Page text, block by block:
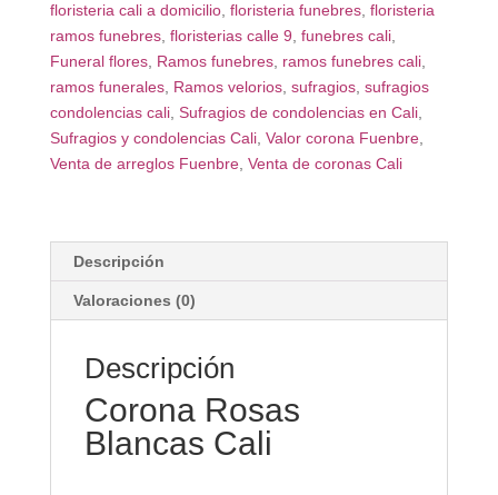
floristeria cali a domicilio, floristeria funebres, floristeria
ramos funebres, floristerias calle 9, funebres cali,
Funeral flores, Ramos funebres, ramos funebres cali,
ramos funerales, Ramos velorios, sufragios, sufragios
condolencias cali, Sufragios de condolencias en Cali,
Sufragios y condolencias Cali, Valor corona Fuenbre,
Venta de arreglos Fuenbre, Venta de coronas Cali
Descripción
Valoraciones (0)
Descripción
Corona Rosas
Blancas Cali